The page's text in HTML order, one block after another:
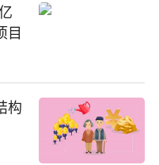
目
构